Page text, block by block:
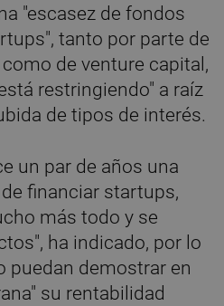
"escasez de fondos
tanto por parte de
de venture capital,
restringiendo" a raíz
de tipos de interés.
un par de años una
financiar startups,
más todo y se
ha indicado, por lo
puedan demostrar en
su rentabilidad